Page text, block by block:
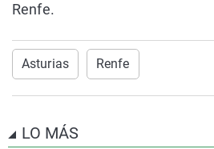
Renfe.
Asturias Renfe
LO MÁS